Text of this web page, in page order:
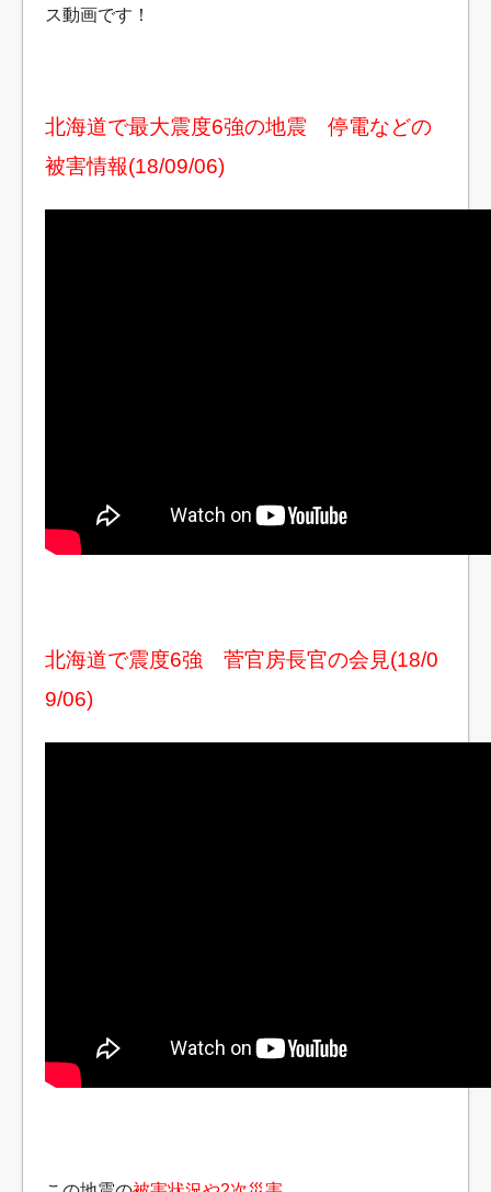
ス動画です！
北海道で最大震度6強の地震 停電などの
被害情報(18/09/06)
北海道で震度6強 菅官房長官の会見(18/0
9/06)